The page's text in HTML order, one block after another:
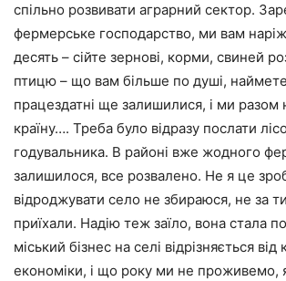
спільно розвивати аграрний сектор.
фермерське господарство, ми вам
десять – сійте зернові, корми, свиней
птицю – що вам більше по душі,
працездатні ще залишилися, і ми разом
країну…. Треба було відразу послати
годувальника. В районі вже жодного
залишилося, все розвалено. Не я це
відроджувати село не збираюся, не за
приїхали. Надію теж заїло, вона стала
міський бізнес на селі відрізняється від
економіки, і що року ми не проживемо,